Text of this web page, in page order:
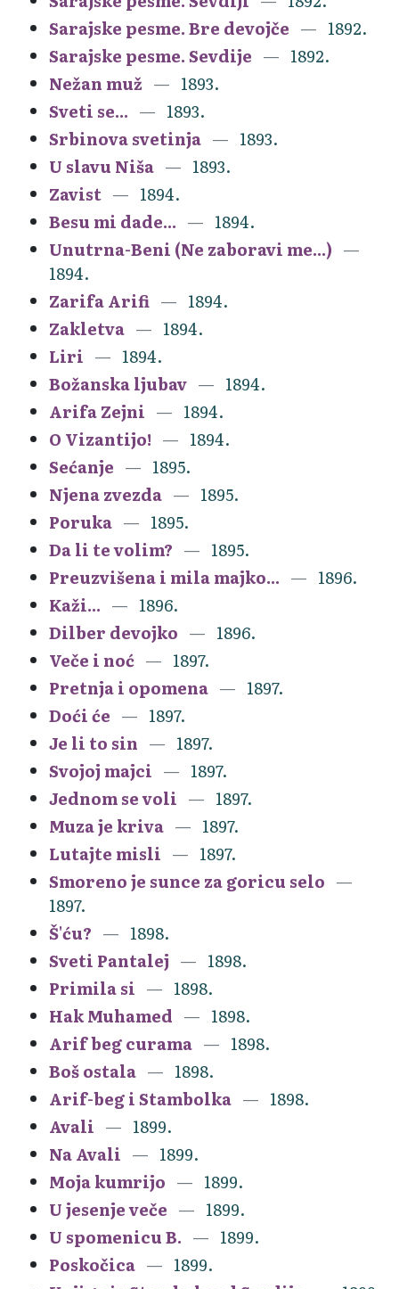
Sarajske pesme. Bre devojče
1892.
Sarajske pesme. Sevdije
1892.
Nežan muž
1893.
Sveti se...
1893.
Srbinova svetinja
1893.
U slavu Niša
1893.
Zavist
1894.
Besu mi dade...
1894.
Unutrna-Beni (Ne zaboravi me...)
1894.
Zarifa Arifi
1894.
Zakletva
1894.
Liri
1894.
Božanska ljubav
1894.
Arifa Zejni
1894.
O Vizantijo!
1894.
Sećanje
1895.
Njena zvezda
1895.
Poruka
1895.
Da li te volim?
1895.
Preuzvišena i mila majko...
1896.
Kaži...
1896.
Dilber devojko
1896.
Veče i noć
1897.
Pretnja i opomena
1897.
Doći će
1897.
Je li to sin
1897.
Svojoj majci
1897.
Jednom se voli
1897.
Muza je kriva
1897.
Lutajte misli
1897.
Smoreno je sunce za goricu selo
1897.
Š'ću?
1898.
Sveti Pantalej
1898.
Primila si
1898.
Hak Muhamed
1898.
Arif beg curama
1898.
Boš ostala
1898.
Arif-beg i Stambolka
1898.
Avali
1899.
Na Avali
1899.
Moja kumrijo
1899.
U jesenje veče
1899.
U spomenicu B.
1899.
Poskočica
1899.